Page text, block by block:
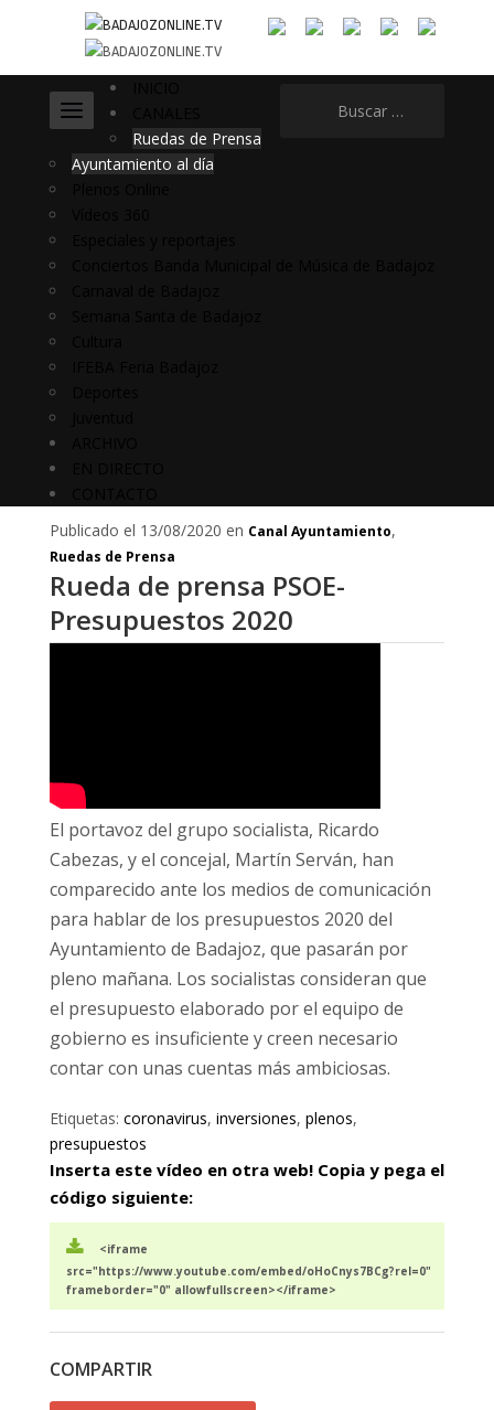
Ruedas de Prensa
Ayuntamiento al día
Publicado el 13/08/2020 en Canal Ayuntamiento,
Ruedas de Prensa
Rueda de prensa PSOE-
Presupuestos 2020
El portavoz del grupo socialista, Ricardo
Cabezas, y el concejal, Martín Serván, han
comparecido ante los medios de comunicación
para hablar de los presupuestos 2020 del
Ayuntamiento de Badajoz, que pasarán por
pleno mañana. Los socialistas consideran que
el presupuesto elaborado por el equipo de
gobierno es insuficiente y creen necesario
contar con unas cuentas más ambiciosas.
Etiquetas: coronavirus, inversiones, plenos,
presupuestos
Inserta este vídeo en otra web! Copia y pega el
código siguiente:
<iframe
src="https://www.youtube.com/embed/oHoCnys7BCg?rel=0"
frameborder="0" allowfullscreen></iframe>
COMPARTIR